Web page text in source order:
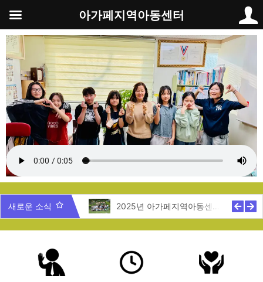
츠
로
건
너
뛰
기
새로운 소식
제주도 지역탐방
아가페지역아동센터